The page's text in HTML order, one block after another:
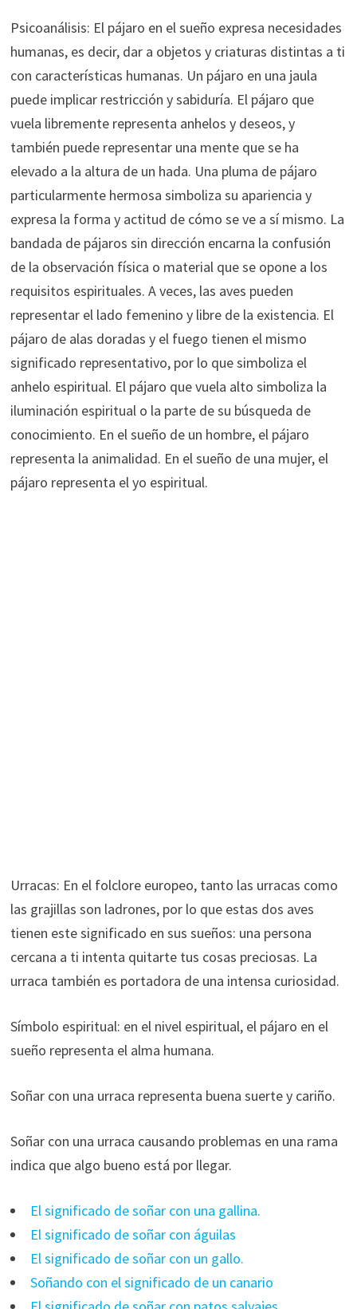
Psicoanálisis: El pájaro en el sueño expresa necesidades
humanas, es decir, dar a objetos y criaturas distintas a ti
con características humanas. Un pájaro en una jaula
puede implicar restricción y sabiduría. El pájaro que
vuela libremente representa anhelos y deseos, y
también puede representar una mente que se ha
elevado a la altura de un hada. Una pluma de pájaro
particularmente hermosa simboliza su apariencia y
expresa la forma y actitud de cómo se ve a sí mismo. La
bandada de pájaros sin dirección encarna la confusión
de la observación física o material que se opone a los
requisitos espirituales. A veces, las aves pueden
representar el lado femenino y libre de la existencia. El
pájaro de alas doradas y el fuego tienen el mismo
significado representativo, por lo que simboliza el
anhelo espiritual. El pájaro que vuela alto simboliza la
iluminación espiritual o la parte de su búsqueda de
conocimiento. En el sueño de un hombre, el pájaro
representa la animalidad. En el sueño de una mujer, el
pájaro representa el yo espiritual.
Urracas: En el folclore europeo, tanto las urracas como
las grajillas son ladrones, por lo que estas dos aves
tienen este significado en sus sueños: una persona
cercana a ti intenta quitarte tus cosas preciosas. La
urraca también es portadora de una intensa curiosidad.
Símbolo espiritual: en el nivel espiritual, el pájaro en el
sueño representa el alma humana.
Soñar con una urraca representa buena suerte y cariño.
Soñar con una urraca causando problemas en una rama
indica que algo bueno está por llegar.
El significado de soñar con una gallina.
El significado de soñar con águilas
El significado de soñar con un gallo.
Soñando con el significado de un canario